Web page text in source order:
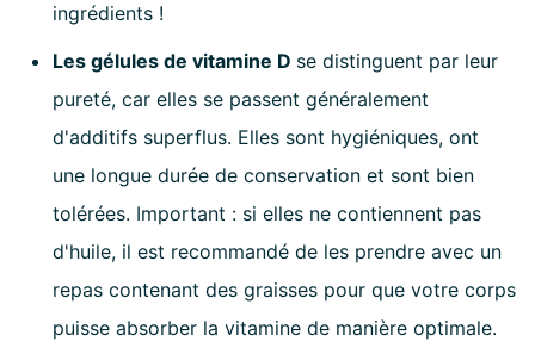
ingrédients !
Les gélules de vitamine D se distinguent par leur
pureté, car elles se passent généralement
d'additifs superflus. Elles sont hygiéniques, ont
une longue durée de conservation et sont bien
tolérées. Important : si elles ne contiennent pas
d'huile, il est recommandé de les prendre avec un
repas contenant des graisses pour que votre corps
puisse absorber la vitamine de manière optimale.